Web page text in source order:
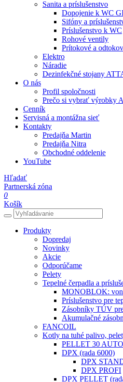
Sanita a príslušenstvo
Dopojenie k WC
Sifóny a
Príslušenstvo k WC
Rohové ventily
Prítokové a
Elektro
Náradie
Dezinfekčné stojany
O nás
Profil spoločnosti
Prečo si vybrať výrobky
Cenník
Servisná a montážna sieť
Kontakty
Predajňa Martin
Predajňa Nitra
Obchodné oddelenie
YouTube
Hľadať
Partnerská zóna
0
Košík
Produkty
Dopredaj
Novinky
Akcie
Odporúčame
Pelety
Tepelné čerpadla a
MONOBLOK:
Príslušenstvo pre
Zásobníky TÚV
Akumulačné
FANCOIL
Kotly na tuhé palivo,
PELLET 30
DPX (rada 6000)
DPX
DPX PROFI
DPX PELLET